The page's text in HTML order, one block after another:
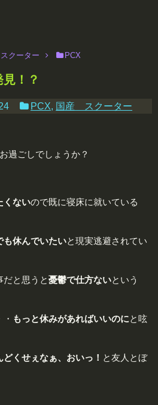
クーター PCX
！？
PCX, 国産 スクーター
過ごしでしょうか？
くないので既に寝床に就いている
も休んでいたいと現実逃避されてい
と思うと憂鬱で仕方ないという
もっと休みがあればいいのにと呟
どくせぇなぁ、おいっ！ と友人とぼ